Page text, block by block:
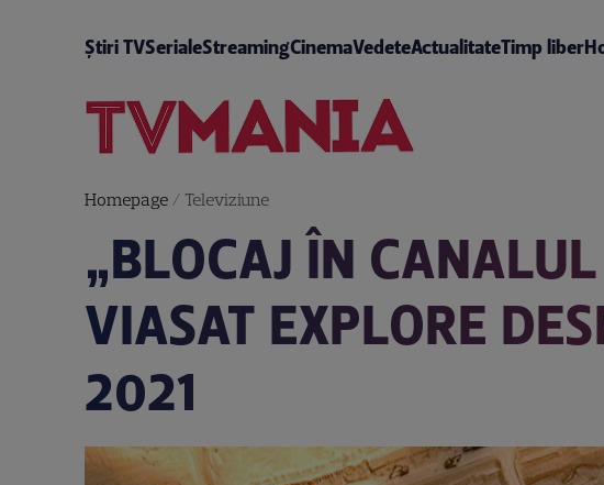
Știri TVSerialeStreamingCinemaVedeteActualitateTimp liber
Homepage/ Televiziune
„BLOCAJ ÎN
VIASAT EXPLORE
2021